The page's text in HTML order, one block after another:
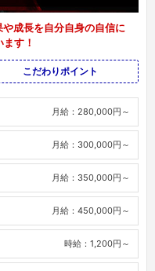
や成長を自分自身の自信に
す！
こだわりポイント
月給：280,000円～
月給：300,000円～
月給：350,000円～
月給：450,000円～
時給：1,200円～